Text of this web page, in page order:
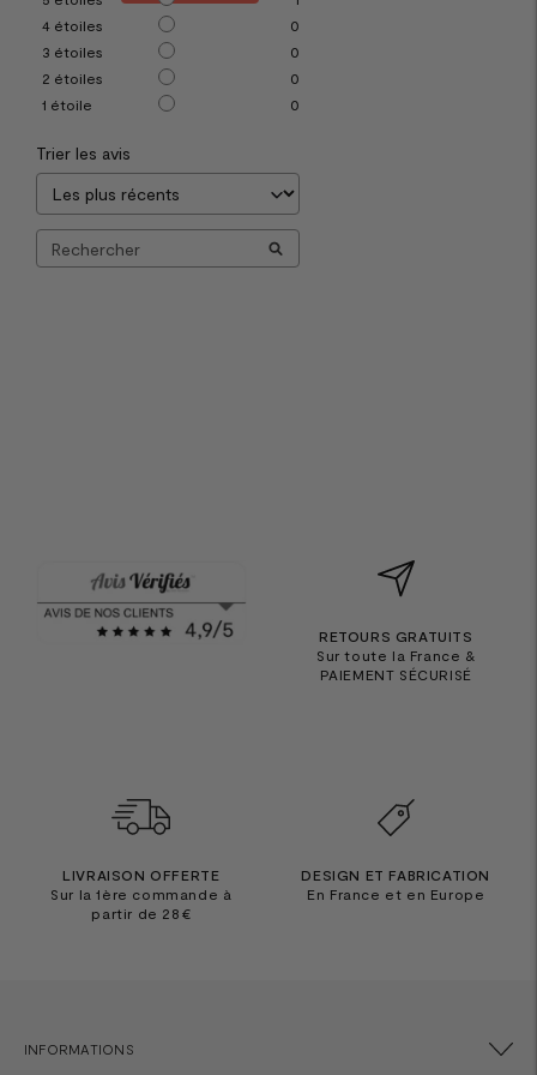
4 étoiles
0
3 étoiles
0
2 étoiles
0
1 étoile 0
Trier les avis
RETOURS GRATUITS
Sur toute la France &
PAIEMENT SÉCURISÉ
LIVRAISON OFFERTE
Sur la 1ère commande à
partir de 28€
DESIGN ET FABRICATION
En France et en Europe
INFORMATIONS